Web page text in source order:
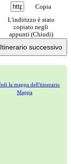
Copia
L'indirizzo è stato
copiato negli
appunti (Chiudi)
Itinerario successivo
Mappa